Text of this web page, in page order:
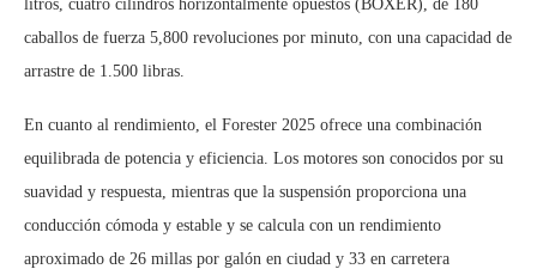
litros, cuatro cilindros horizontalmente opuestos (BOXER), de 180
caballos de fuerza 5,800 revoluciones por minuto, con una capacidad de
arrastre de 1.500 libras.
En cuanto al rendimiento, el Forester 2025 ofrece una combinación
equilibrada de potencia y eficiencia. Los motores son conocidos por su
suavidad y respuesta, mientras que la suspensión proporciona una
conducción cómoda y estable y se calcula con un rendimiento
aproximado de 26 millas por galón en ciudad y 33 en carretera